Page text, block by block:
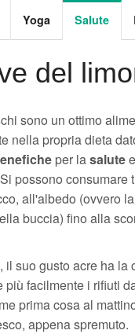
Yoga Salute
del
sono un ottimo
nella propria dieta
per lasalute
possono consumare
all'albedo (ovvero
buccia) fino alla
suo gusto acre ha la
facilmente i rifiuti
prima cosa al
appena spremuto.